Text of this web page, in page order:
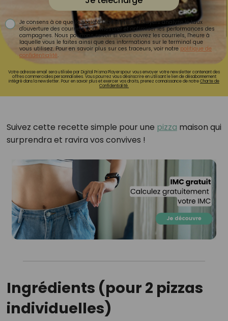
Je consens à ce que la société Digital Prisma Players analyse le taux
d'ouverture des courriels pour mesurer et optimiser les performances des
campagnes. Nous pourrons savoir si vous ouvrez les courriels, l'heure à
laquelle vous le faites ainsi que des informations sur le terminal que
vous utilisez. Pour en savoir plus sur ces traceurs, voir notre politique de
confidentialité.
Votre adresse email sera utilisée par Digital Prisma Playerspour vous envoyer votre newsletter contenant des
offres commerciales personnalisées. Vous pourrez vous désinscrire en utilisant le lien de désabonnement
intégré dans la newsletter. Pour en savoir plus et exercer vos droits, prenez connaissance de notreCharte de
Confidentialité.
Suivez cette recette simple pour une pizza maison qui
surprendra et ravira vos convives !
Ingrédients (pour 2 pizzas
individuelles)